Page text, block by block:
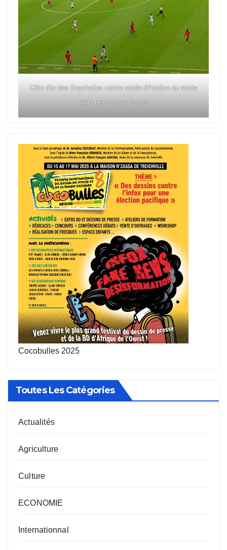
Côte d'or des Seychelles contre stade d'Abidjan au stade
Félix Houphouët Boigny
Cocobulles 2025
Toutes Les Catégories
Actualités
Agriculture
Culture
ECONOMIE
Internationnal